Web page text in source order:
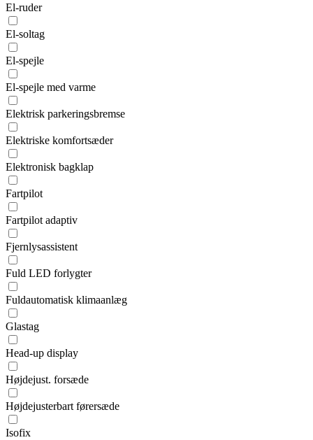
El-ruder
El-soltag
El-spejle
El-spejle med varme
Elektrisk parkeringsbremse
Elektriske komfortsæder
Elektronisk bagklap
Fartpilot
Fartpilot adaptiv
Fjernlysassistent
Fuld LED forlygter
Fuldautomatisk klimaanlæg
Glastag
Head-up display
Højdejust. forsæde
Højdejusterbart førersæde
Isofix